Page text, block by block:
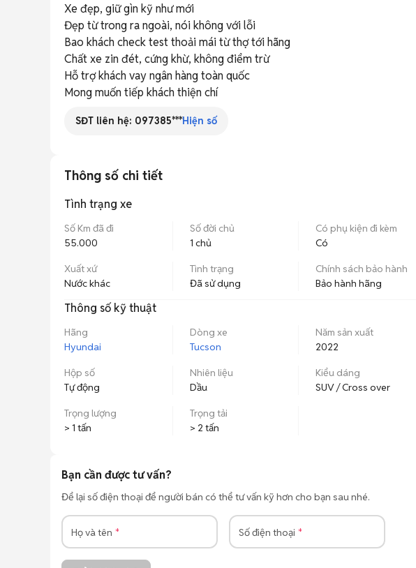
Xe đẹp, giữ gìn kỹ như mới
Đẹp từ trong ra ngoài, nói không với lỗi
Bao khách check test thoải mái từ thợ tới hãng
Chất xe zin đét, cứng khừ, không điểm trừ
Hỗ trợ khách vay ngân hàng toàn quốc
Mong muốn tiếp khách thiện chí
SĐT liên hệ: 097385***Hiện số
Thông số chi tiết
Tình trạng xe
Số Km đã đi
55.000
Số đời chủ
1 chủ
Có phụ kiện đi kèm
Có
Xuất xứ
Nước khác
Tình trạng
Đã sử dụng
Chính sách bảo hành
Bảo hành hãng
Thông số kỹ thuật
Hãng
Hyundai
Dòng xe
Tucson
Năm sản xuất
2022
Hộp số
Tự động
Nhiên liệu
Dầu
Kiểu dáng
SUV / Cross over
Trọng lượng
> 1 tấn
Trọng tải
> 2 tấn
Bạn cần được tư vấn?
Để lại số điện thoại để người bán có thể tư vấn kỹ hơn cho bạn sau nhé.
Họ và tên Số điện thoại